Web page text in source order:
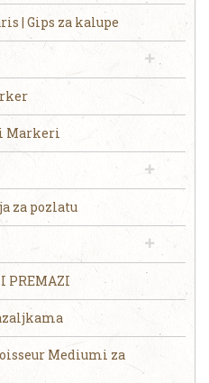
| Gips za kalupe
Markeri
za pozlatu
PREMAZI
Mediumi za